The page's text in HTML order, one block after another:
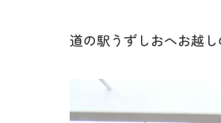
道の駅うずしおへお越